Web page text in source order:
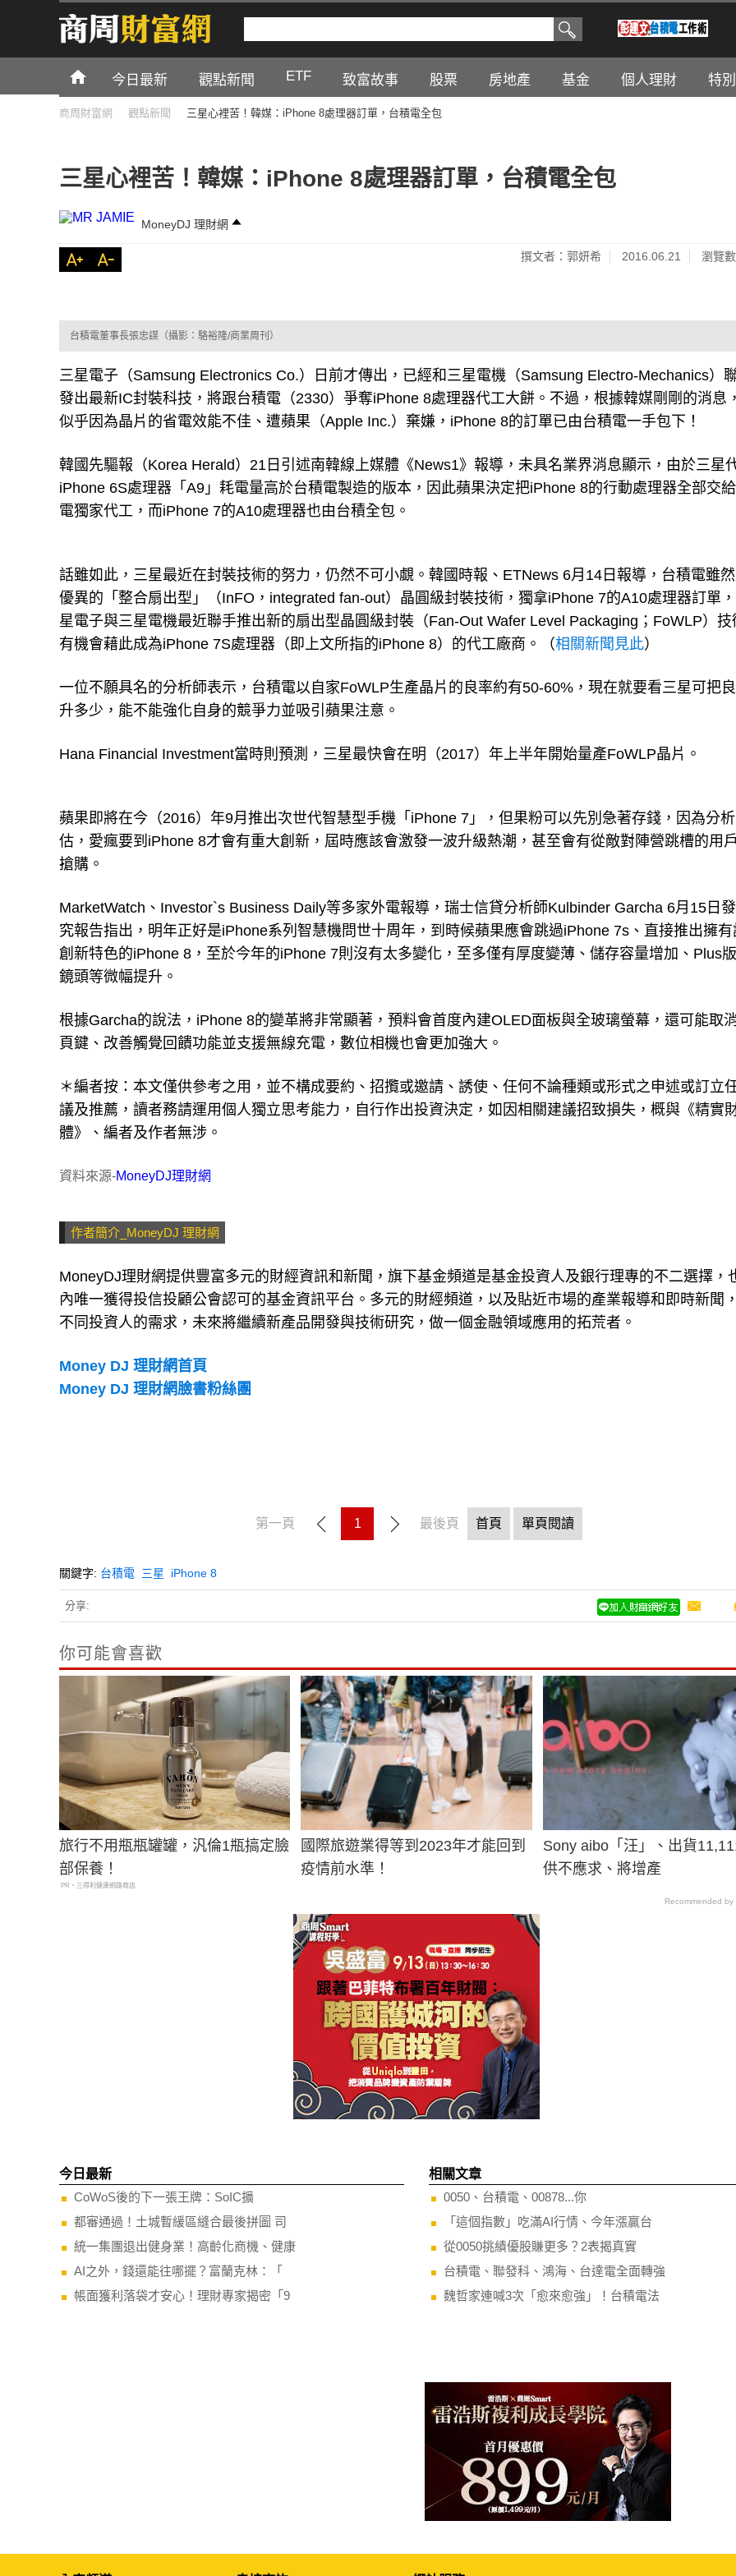
今日最新 觀點新聞 ETF 致富故事 股票 房地產 基金 個人理財 特
商周財富網 觀點新聞 三星心裡苦！韓媒：iPhone 8處理器訂單，台積電全包
三星心裡苦！韓媒：iPhone 8處理器訂單，台積電全包
MoneyDJ 理財網
撰文者：郭妍希 2016.06.21 瀏覽
台積電董事長張忠謀（攝影：駱裕隆/商業周刊）
三星電子（Samsung Electronics Co.）日前才傳出，已經和三星電機（Samsung Electro-Mechanics）
發出最新IC封裝科技，將跟台積電（2330）爭奪iPhone 8處理器代工大餅。不過，根據韓媒剛剛的消息
似乎因為晶片的省電效能不佳、遭蘋果（Apple Inc.）棄嫌，iPhone 8的訂單已由台積電一手包下！
韓國先驅報（Korea Herald）21日引述南韓線上媒體《News1》報導，未具名業界消息顯示，由於三星
iPhone 6S處理器「A9」耗電量高於台積電製造的版本，因此蘋果決定把iPhone 8的行動處理器全部交
電獨家代工，而iPhone 7的A10處理器也由台積全包。
話雖如此，三星最近在封裝技術的努力，仍然不可小覷。韓國時報、ETNews 6月14日報導，台積電雖
優異的「整合扇出型」（InFO，integrated fan-out）晶圓級封裝技術，獨拿iPhone 7的A10處理器訂單
星電子與三星電機最近聯手推出新的扇出型晶圓級封裝（Fan-Out Wafer Level Packaging；FoWLP）技
有機會藉此成為iPhone 7S處理器（即上文所指的iPhone 8）的代工廠商。（相關新聞見此）
一位不願具名的分析師表示，台積電以自家FoWLP生產晶片的良率約有50-60%，現在就要看三星可把
升多少，能不能強化自身的競爭力並吸引蘋果注意。
Hana Financial Investment當時則預測，三星最快會在明（2017）年上半年開始量產FoWLP晶片。
蘋果即將在今（2016）年9月推出次世代智慧型手機「iPhone 7」，但果粉可以先別急著存錢，因為分
估，愛瘋要到iPhone 8才會有重大創新，屆時應該會激發一波升級熱潮，甚至會有從敵對陣營跳槽的用
搶購。
MarketWatch、Investor`s Business Daily等多家外電報導，瑞士信貸分析師Kulbinder Garcha 6月15日
究報告指出，明年正好是iPhone系列智慧機問世十周年，到時候蘋果應會跳過iPhone 7s、直接推出擁有
創新特色的iPhone 8，至於今年的iPhone 7則沒有太多變化，至多僅有厚度變薄、儲存容量增加、Plus
鏡頭等微幅提升。
根據Garcha的說法，iPhone 8的變革將非常顯著，預料會首度內建OLED面板與全玻璃螢幕，還可能取
頁鍵、改善觸覺回饋功能並支援無線充電，數位相機也會更加強大。
＊編者按：本文僅供參考之用，並不構成要約、招攬或邀請、誘使、任何不論種類或形式之申述或訂立
議及推薦，讀者務請運用個人獨立思考能力，自行作出投資決定，如因相關建議招致損失，概與《精實
體》、編者及作者無涉。
資料來源-MoneyDJ理財網
作者簡介_MoneyDJ 理財網
MoneyDJ理財網提供豐富多元的財經資訊和新聞，旗下基金頻道是基金投資人及銀行理專的不二選擇，
內唯一獲得投信投顧公會認可的基金資訊平台。多元的財經頻道，以及貼近市場的產業報導和即時新聞
不同投資人的需求，未來將繼續新產品開發與技術研究，做一個金融領域應用的拓荒者。
Money DJ 理財網首頁
Money DJ 理財網臉書粉絲團
第一頁 1 最後頁 首頁 單頁閱讀
關鍵字: 台積電 三星 iPhone 8
分享:
你可能會喜歡
旅行不用瓶瓶罐罐，汎倫1瓶搞定臉
部保養！
PR・三得利健康網路商店
國際旅遊業得等到2023年才能回到
疫情前水準！
Sony aibo「汪」、出貨
供不應求、將增產
Recommended by
今日最新
CoWoS後的下一張王牌：SoIC擴
都審通過！土城暫緩區縫合最後拼圖 司
統一集團退出健身業！高齡化商機、健康
AI之外，錢還能往哪擺？富蘭克林：「
帳面獲利落袋才安心！理財專家揭密「9
相關文章
0050、台積電、00878...你
「這個指數」吃滿AI行情、今年漲贏台
從0050挑績優股賺更多？2表揭真實
台積電、聯發科、鴻海、台達電全面轉強
魏哲家連喊3次「愈來愈強」！台積電法